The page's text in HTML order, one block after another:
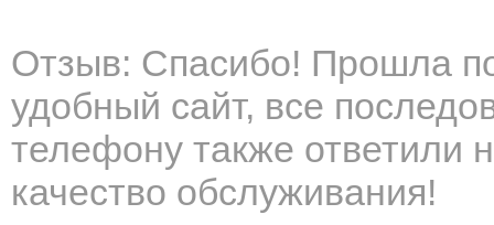
Отзыв: Спасибо! Прошла
удобный сайт, все
телефону также ответили
качество обслуживания!